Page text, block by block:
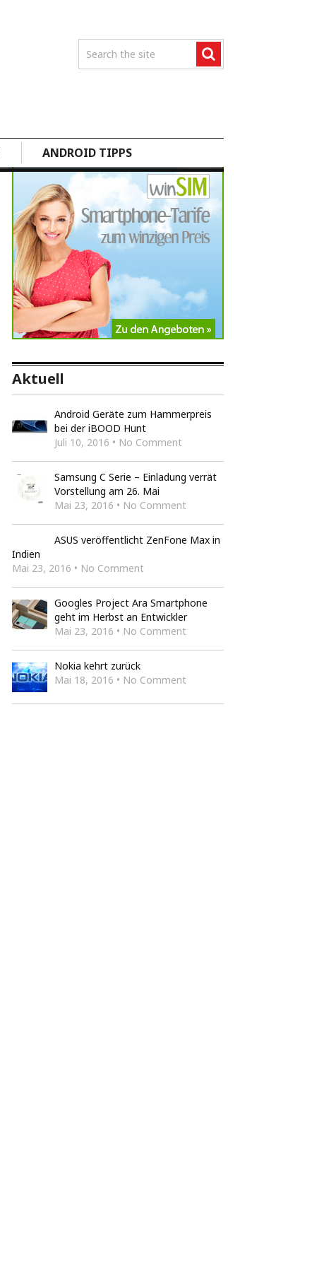
ANDROID TIPPS
Aktuell
Android Geräte zum Hammerpreis
bei der iBOOD Hunt
Juli 10, 2016 • No Comment
Samsung C Serie – Einladung verrät
Vorstellung am 26. Mai
Mai 23, 2016 • No Comment
ASUS veröffentlicht ZenFone Max in
Indien
Mai 23, 2016 • No Comment
Googles Project Ara Smartphone
geht im Herbst an Entwickler
Mai 23, 2016 • No Comment
Nokia kehrt zurück
Mai 18, 2016 • No Comment